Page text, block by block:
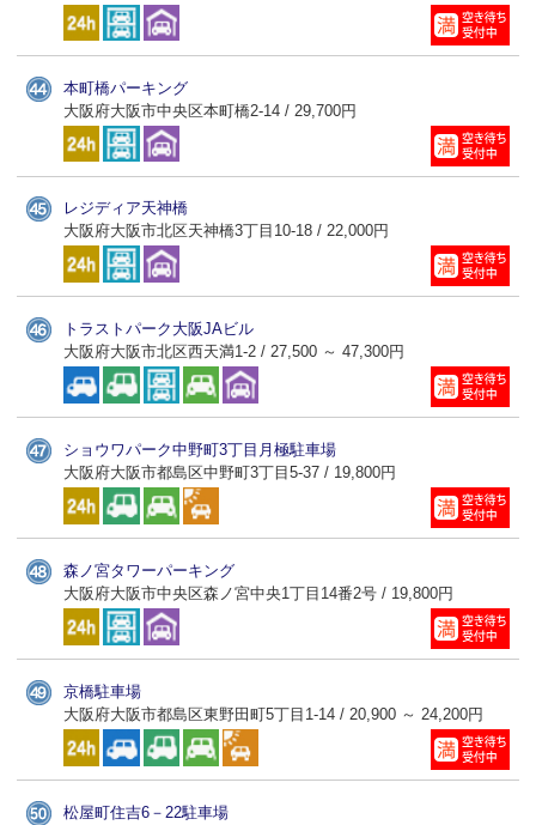
本町橋パーキング
大阪府大阪市中央区本町橋2-14 / 29,700円
レジディア天神橋
大阪府大阪市北区天神橋3丁目10-18 / 22,000円
トラストパーク大阪JAビル
大阪府大阪市北区西天満1-2 / 27,500 ～ 47,300円
ショウワパーク中野町3丁目月極駐車場
大阪府大阪市都島区中野町3丁目5-37 / 19,800円
森ノ宮タワーパーキング
大阪府大阪市中央区森ノ宮中央1丁目14番2号 / 19,800円
京橋駐車場
大阪府大阪市都島区東野田町5丁目1-14 / 20,900 ～ 24,200円
松屋町住吉6－22駐車場